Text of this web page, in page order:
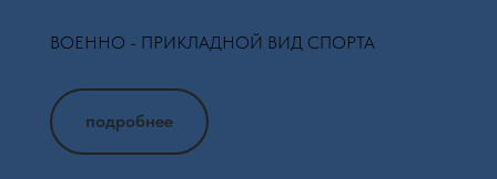
ВОЕННО - ПРИКЛАДНОЙ ВИД СПОРТА
подробнее